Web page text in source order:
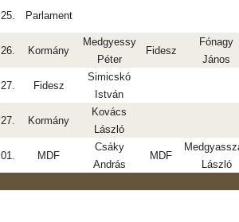
Parlament
Kormány
Medgyessy
Péter
Fidesz
Fónagy
János
Fidesz
Simicskó
István
Kormány
Kovács
László
MDF
Csáky
András
MDF
László